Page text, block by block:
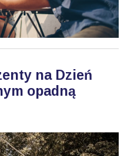
na Dzień
opadną